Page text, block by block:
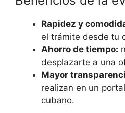
Rapidez y
el trámite desde tu
Ahorro de tiempo:
desplazarte a una
Mayor
realizan en un
cubano.